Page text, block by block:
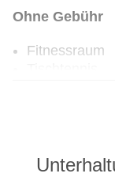
Ohne Gebühr
Fitnessraum
Radsport:
Bauch-